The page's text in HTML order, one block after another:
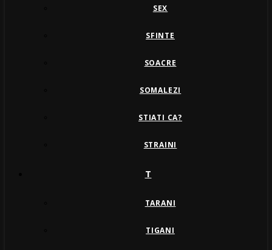
SEX
SFINTE
SOACRE
SOMALEZI
STIATI CA?
STRAINI
T
TARANI
TIGANI